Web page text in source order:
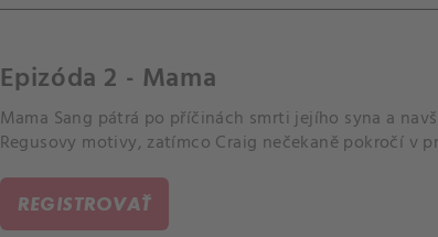
Epizóda 2 - Mama
Mama Sang pátrá po příčinách smrti jejího syna a
Regusovy motivy, zatímco Craig nečekaně pokročí v
REGISTROVAŤ